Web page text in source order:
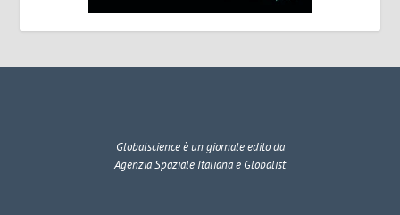
Globalscienceè un giornale edito da
Agenzia Spaziale Italiana e Globalist